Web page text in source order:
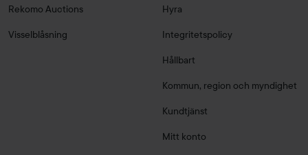
Rekomo Auctions
Visselblåsning
Hyra
Integritetspolicy
Hållbart
Kommun, region och myndighet
Kundtjänst
Mitt konto